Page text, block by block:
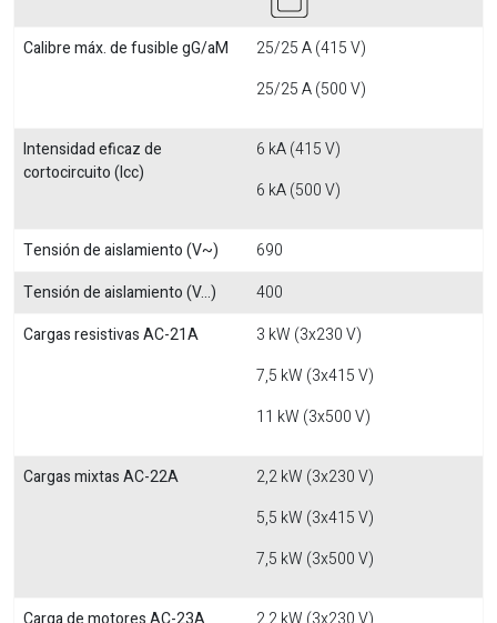
Calibre máx. de fusible gG/aM
25/25 A (415 V)
25/25 A (500 V)
Intensidad eficaz de
cortocircuito (Icc)
6 kA (415 V)
6 kA (500 V)
Tensión de aislamiento (V~)
690
Tensión de aislamiento (V...)
400
Cargas resistivas AC-21A
3 kW (3x230 V)
7,5 kW (3x415 V)
11 kW (3x500 V)
Cargas mixtas AC-22A
2,2 kW (3x230 V)
5,5 kW (3x415 V)
7,5 kW (3x500 V)